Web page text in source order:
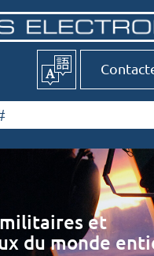
et
du monde